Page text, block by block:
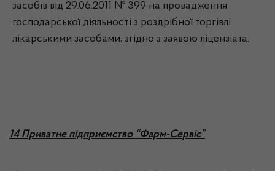
засобів від 29.06.2011 № 399 на провадження
господарської діяльності з роздрібної торгівлі
лікарськими засобами, згідно з заявою ліцензіата.
14 Приватне підприємство “Фарм-Сервіс”